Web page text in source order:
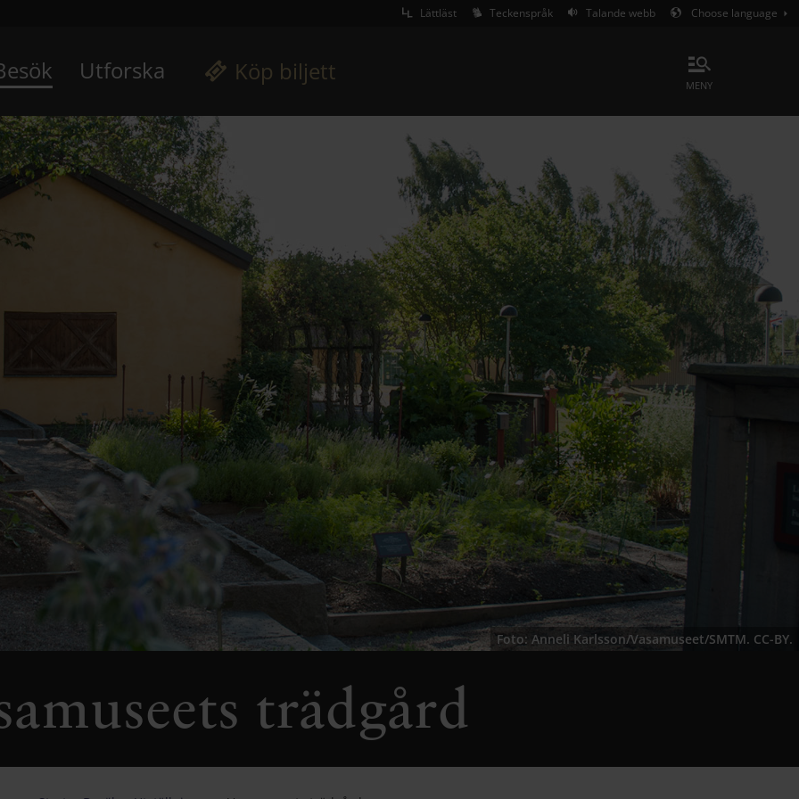
Lättläst Teckenspråk Talande webb Choose language
Utforska Köp biljett meny
Foto: Anneli Karlsson/Vasamuseet/SMTM. CC-BY.
trädgård